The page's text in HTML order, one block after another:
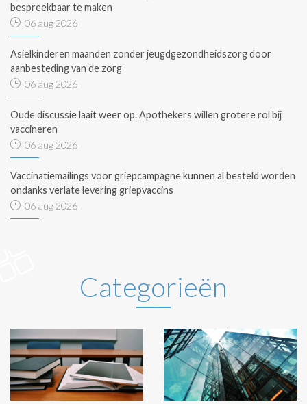
bespreekbaar te maken
06 aug 2026
Asielkinderen maanden zonder jeugdgezondheidszorg door
aanbesteding van de zorg
06 aug 2026
Oude discussie laait weer op. Apothekers willen grotere rol bij
vaccineren
06 aug 2026
Vaccinatiemailings voor griepcampagne kunnen al besteld worden
ondanks verlate levering griepvaccins
06 aug 2026
Categorieën